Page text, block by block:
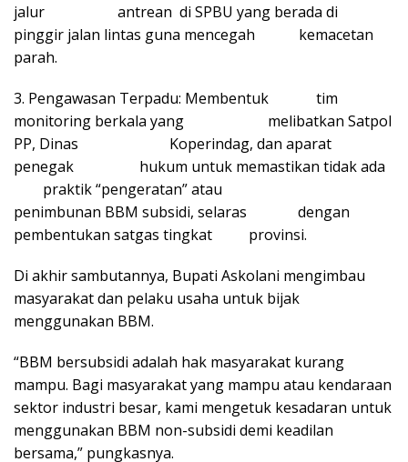
jalur antrean di SPBU yang berada di
pinggir jalan lintas guna mencegah kemacetan
parah.
3. Pengawasan Terpadu: Membentuk tim
monitoring berkala yang melibatkan Satpol
PP, Dinas Koperindag, dan aparat
penegak hukum untuk memastikan tidak ada
praktik “pengeratan” atau
penimbunan BBM subsidi, selaras dengan
pembentukan satgas tingkat provinsi.
Di akhir sambutannya, Bupati Askolani mengimbau
masyarakat dan pelaku usaha untuk bijak
menggunakan BBM.
“BBM bersubsidi adalah hak masyarakat kurang
mampu. Bagi masyarakat yang mampu atau kendaraan
sektor industri besar, kami mengetuk kesadaran untuk
menggunakan BBM non-subsidi demi keadilan
bersama,” pungkasnya.